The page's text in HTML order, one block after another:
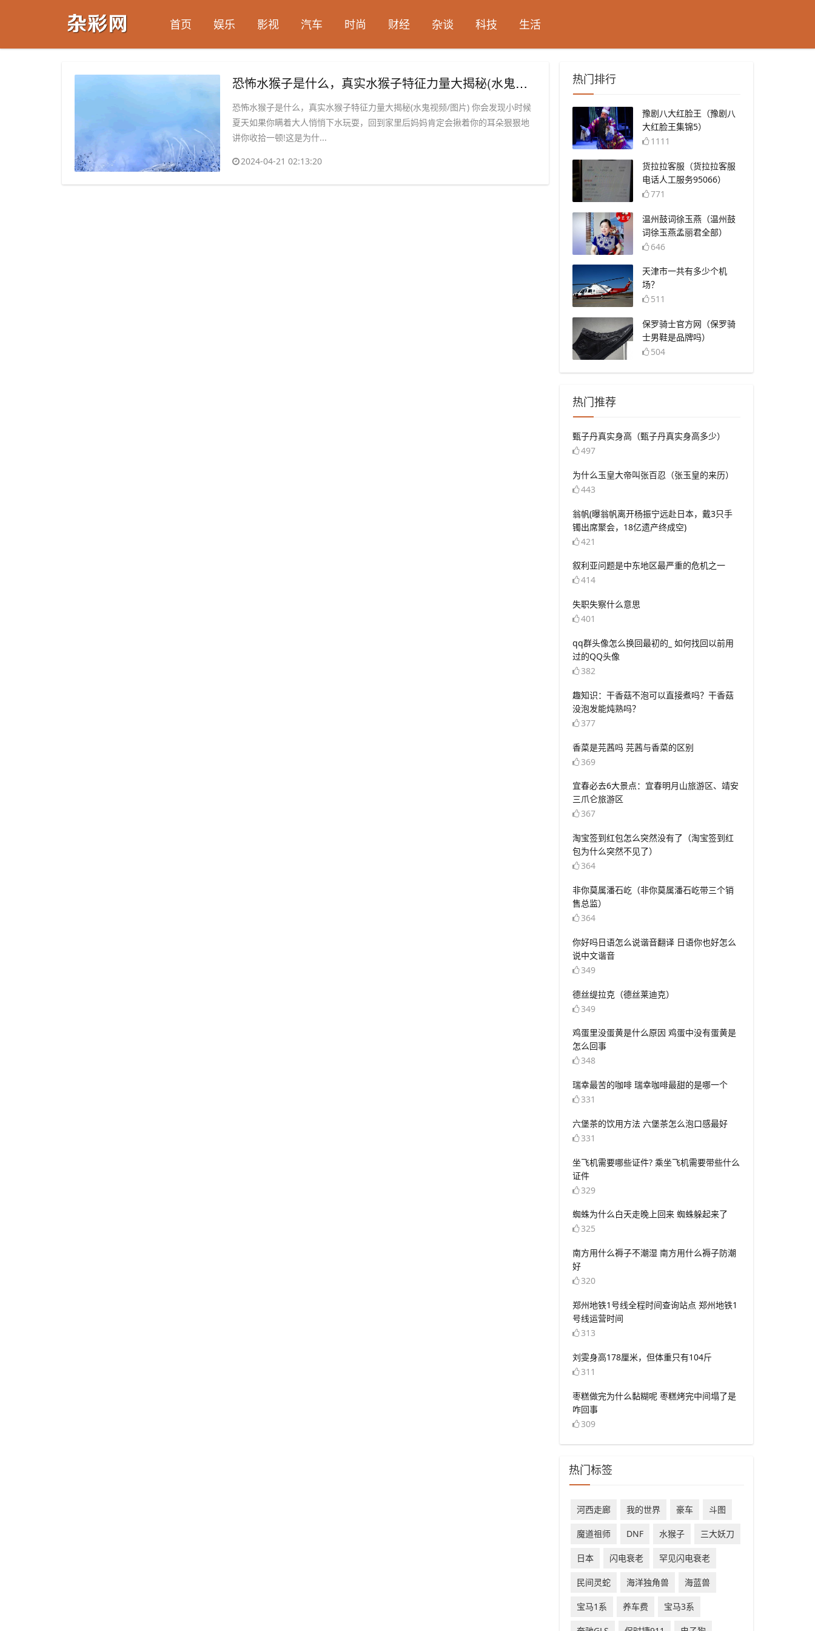
首页 娱乐 影视 汽车 时尚 财经 杂谈 科技 生活
恐怖水猴子是什么，真实水猴子特征力量大揭秘(水鬼视频/图片)
恐怖水猴子是什么，真实水猴子特征力量大揭秘(水鬼视频/图片) 你会发现小时候
夏天如果你瞒着大人悄悄下水玩耍，回到家里后妈妈肯定会揪着你的耳朵狠狠地
讲你收拾一顿!这是为什...
2024-04-21 02:13:20
热门排行
​豫剧八大红脸王（豫剧八
大红脸王集锦5）
1111
​货拉拉客服（货拉拉客服
电话人工服务95066）
771
​温州鼓词徐玉燕（温州鼓
词徐玉燕孟丽君全部）
646
​天津市一共有多少个机
场？
511
​保罗骑士官方网（保罗骑
士男鞋是品牌吗）
504
热门推荐
​甄子丹真实身高（甄子丹真实身高多少）
497
​为什么玉皇大帝叫张百忍（张玉皇的来历）
443
​翁帆(曝翁帆离开杨振宁远赴日本，戴3只手
镯出席聚会，18亿遗产终成空)
421
​叙利亚问题是中东地区最严重的危机之一
414
​失职失察什么意思
401
​qq群头像怎么换回最初的_ 如何找回以前用
过的QQ头像
382
​趣知识：干香菇不泡可以直接煮吗？干香菇
没泡发能炖熟吗？
377
​香菜是芫茜吗 芫茜与香菜的区别
369
​宜春必去6大景点：宜春明月山旅游区、靖安
三爪仑旅游区
367
​淘宝签到红包怎么突然没有了（淘宝签到红
包为什么突然不见了）
364
​非你莫属潘石屹（非你莫属潘石屹带三个销
售总监）
364
​你好吗日语怎么说谐音翻译 日语你也好怎么
说中文谐音
349
​德丝缇拉克（德丝莱迪克）
349
​鸡蛋里没蛋黄是什么原因 鸡蛋中没有蛋黄是
怎么回事
348
​瑞幸最苦的咖啡 瑞幸咖啡最甜的是哪一个
331
​六堡茶的饮用方法 六堡茶怎么泡口感最好
331
​坐飞机需要哪些证件? 乘坐飞机需要带些什么
证件
329
​蜘蛛为什么白天走晚上回来 蜘蛛躲起来了
325
​南方用什么褥子不潮湿 南方用什么褥子防潮
好
320
​郑州地铁1号线全程时间查询站点 郑州地铁1
号线运营时间
313
​刘雯身高178厘米，但体重只有104斤
311
​枣糕做完为什么黏糊呢 枣糕烤完中间塌了是
咋回事
309
热门标签
​河西走廊 ​我的世界 豪车 斗图
​魔道祖师 ​DNF 水猴子 三大妖刀
日本 闪电衰老 罕见闪电衰老
民间灵蛇 海洋独角兽 ​海蓝兽
宝马1系 养车费 宝马3系